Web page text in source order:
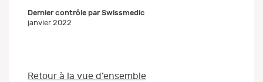
Dernier contrôle par Swissmedic
janvier 2022
Retour à la vue d’ensemble